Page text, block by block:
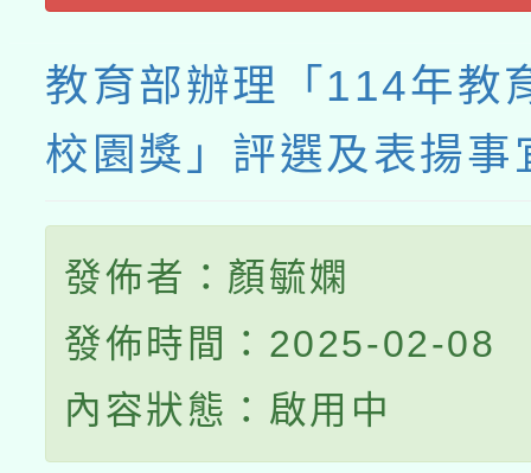
教育部辦理「114年教
校園獎」評選及表揚事
發佈者：顏毓嫻
發佈時間：2025-02-08
內容狀態：啟用中